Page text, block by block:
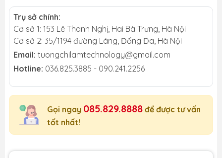
Trụ sở chính:
Cơ sở 1: 153 Lê Thanh Nghị, Hai Bà Trưng, Hà Nội
Cơ sở 2: 35/1194 đường Láng, Đống Đa, Hà Nội
Email: tuongchilamtechnology@gmail.com
Hotline: 036.825.3885 - 090.241.2256
Gọi ngay 085.829.8888 để được tư vấn
tốt nhất!